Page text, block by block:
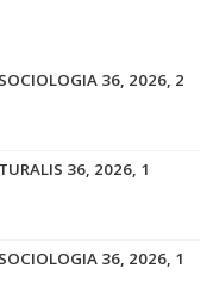
36, 2026, 2
36, 2026, 1
36, 2026, 1